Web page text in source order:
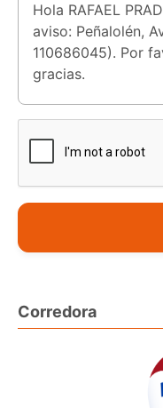
Corredora